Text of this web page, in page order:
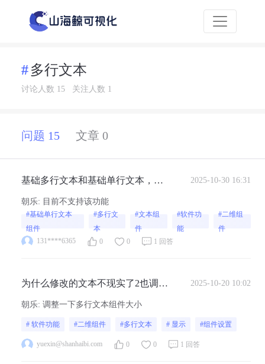
多行文本
讨论人数 15 关注人数 1
问题 15 文章 0
基础多行文本和基础单行文本，文
移上去再显示全部内容呢
2025-10-30 16:31
朝乐: 目前不支持该功能
#基础单行文本
组件
#多行文
本
#文本组
件
#软件功
能
#二维组
件
131****6365
0 0 1 回答
为什么修改的文本不现实了2也调节
2025-10-20 10:02
朝乐: 调整一下多行文本组件大小
# 软件功能 #二维组件 #多行文本 # 显示 #组件设置
yuexin@shanhaibi.com 0 0 1 回答